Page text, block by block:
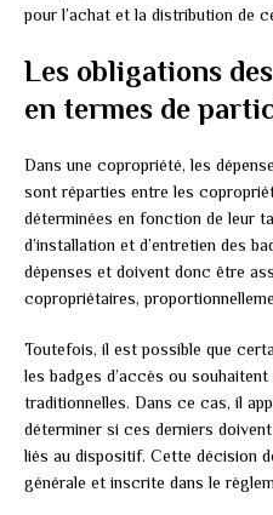
pour l’achat et la distribution de
Les obligations
en termes de
Dans une copropriété, les
sont réparties entre les
déterminées en fonction de leur
d’installation et d’entretien des
dépenses et doivent donc être
copropriétaires,
Toutefois, il est possible que
les badges d’accès ou
traditionnelles. Dans ce cas, il
déterminer si ces derniers
liés au dispositif. Cette décision
générale et inscrite dans le